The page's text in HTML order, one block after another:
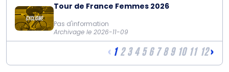
Tour de France Femmes 2026
Pas d'information
Archivage le 2026-11-09
‹ 1 2 3 4 5 6 7 8 9 10 11 12 ›